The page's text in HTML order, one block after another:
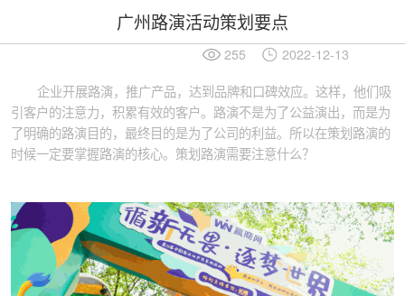
广州路演活动策划要点
255 2022-12-13
企业开展路演，推广产品，达到品牌和口碑效应。这样，他们吸
引客户的注意力，积累有效的客户。路演不是为了公益演出，而是为
了明确的路演目的，最终目的是为了公司的利益。所以在策划路演的
时候一定要掌握路演的核心。策划路演需要注意什么？